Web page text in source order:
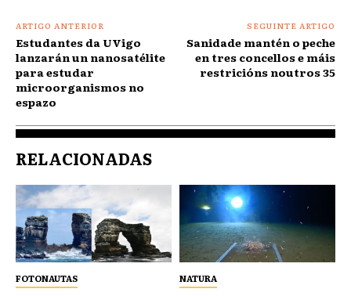
ARTIGO ANTERIOR
Estudantes da UVigo
lanzarán un nanosatélite
para estudar
microorganismos no
espazo
SEGUINTE ARTIGO
Sanidade mantén o peche
en tres concellos e máis
restricións noutros 35
RELACIONADAS
FOTONAUTAS NATURA